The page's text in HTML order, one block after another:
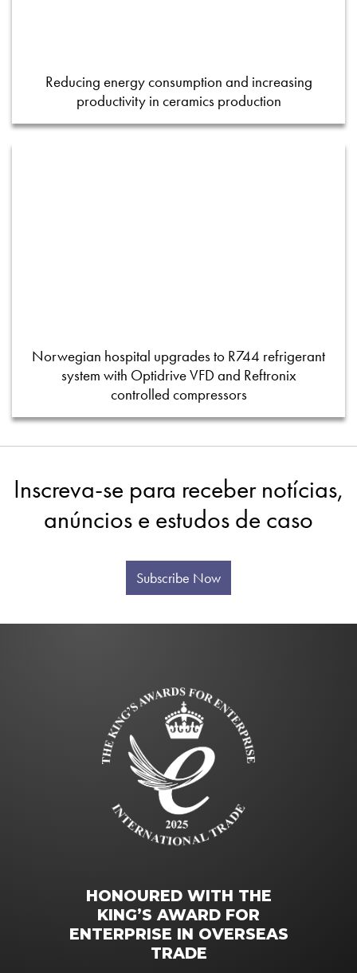
Reducing energy consumption and increasing
productivity in ceramics production
Norwegian hospital upgrades to R744 refrigerant
system with Optidrive VFD and Reftronix
controlled compressors
Inscreva-se para receber notícias,
anúncios e estudos de caso
Subscribe Now
HONOURED WITH THE
KING’S AWARD FOR
ENTERPRISE IN OVERSEAS
TRADE